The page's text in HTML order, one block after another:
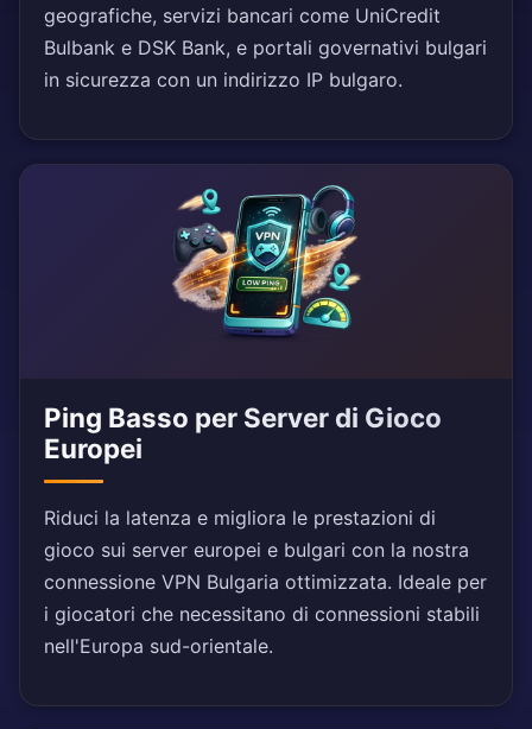
geografiche, servizi bancari come UniCredit
Bulbank e DSK Bank, e portali governativi bulgari
in sicurezza con un indirizzo IP bulgaro.
Ping Basso per Server di Gioco
Europei
Riduci la latenza e migliora le prestazioni di
gioco sui server europei e bulgari con la nostra
connessione VPN Bulgaria ottimizzata. Ideale per
i giocatori che necessitano di connessioni stabili
nell'Europa sud-orientale.